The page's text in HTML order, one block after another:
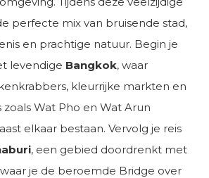
perfecte mix van bruisende stad,
en prachtige natuur. Begin je
levendige Bangkok, waar
kleurrijke markten en
Wat Pho en Wat Arun
elkaar bestaan. Vervolg je reis
, een gebied doordrenkt met
je de beroemde Bridge over